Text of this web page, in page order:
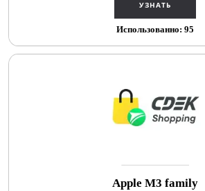
Использованно: 95
Apple M3 family